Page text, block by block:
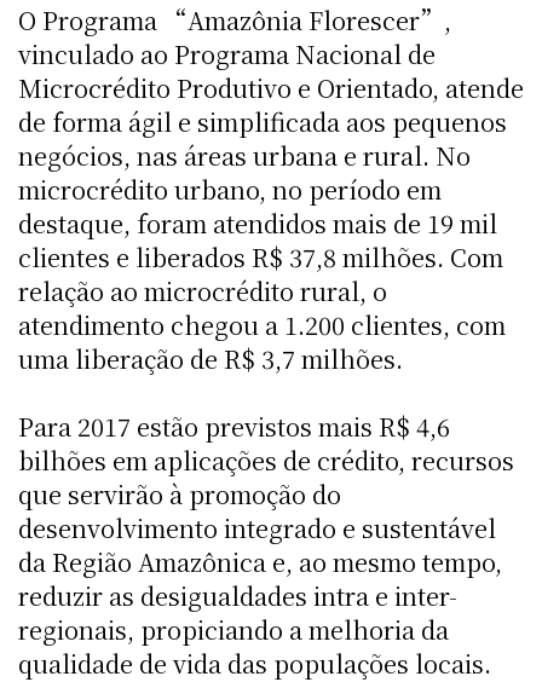
O Programa “Amazônia Florescer”,
vinculado ao Programa Nacional de
Microcrédito Produtivo e Orientado, atende
de forma ágil e simplificada aos pequenos
negócios, nas áreas urbana e rural. No
microcrédito urbano, no período em
destaque, foram atendidos mais de 19 mil
clientes e liberados R$ 37,8 milhões. Com
relação ao microcrédito rural, o
atendimento chegou a 1.200 clientes, com
uma liberação de R$ 3,7 milhões.
Para 2017 estão previstos mais R$ 4,6
bilhões em aplicações de crédito, recursos
que servirão à promoção do
desenvolvimento integrado e sustentável
da Região Amazônica e, ao mesmo tempo,
reduzir as desigualdades intra e inter-
regionais, propiciando a melhoria da
qualidade de vida das populações locais.